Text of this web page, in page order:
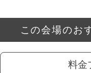
この会場のお
料金